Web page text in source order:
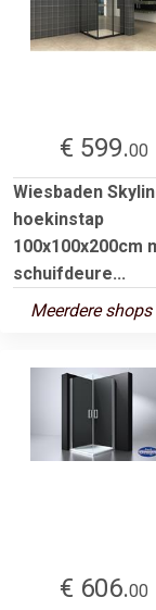
€ 599.00
Wiesbaden
hoekinstap
100x100x200cm
schuifdeure...
Meerdere shops
€ 606.00